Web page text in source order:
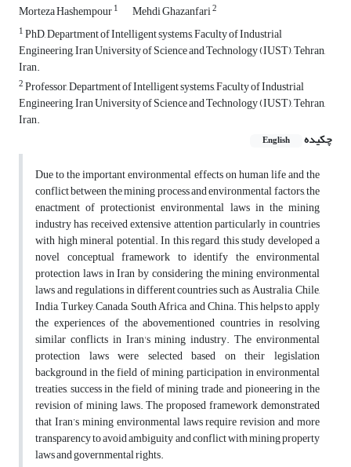
Morteza Hashempour1 Mehdi Ghazanfari2
1PhD, Department of Intelligent systems, Faculty of Industrial
Engineering, Iran University of Science and Technology (IUST), Tehran,
Iran.
2Professor, Department of Intelligent systems, Faculty of Industrial
Engineering, Iran University of Science and Technology (IUST), Tehran,
Iran.
چکیده
English
Due to the important environmental effects on human life and the
conflict between the mining process and environmental factors, the
enactment of protectionist environmental laws in the mining
industry has received extensive attention particularly in countries
with high mineral potential. In this regard, this study developed a
novel conceptual framework to identify the environmental
protection laws in Iran by considering the mining environmental
laws and regulations in different countries such as Australia, Chile,
India, Turkey, Canada, South Africa, and China. This helps to apply
the experiences of the abovementioned countries in resolving
similar conflicts in Iran's mining industry. The environmental
protection laws were selected based on their legislation
background in the field of mining, participation in environmental
treaties, success in the field of mining trade, and pioneering in the
revision of mining laws. The proposed framework demonstrated
that Iran’s mining environmental laws require revision and more
transparency to avoid ambiguity and conflict with mining property
laws and governmental rights.